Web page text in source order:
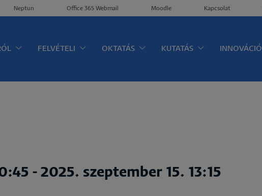
Neptun Office 365 Webmail Moodle Kapcsolat
FELVÉTELI OKTATÁS KUTATÁS INNOVÁCIÓ
- 2025. szeptember 15. 13:15